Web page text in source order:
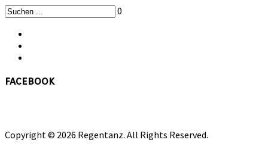
0
facebook
Copyright © 2026 Regentanz. All Rights Reserved.